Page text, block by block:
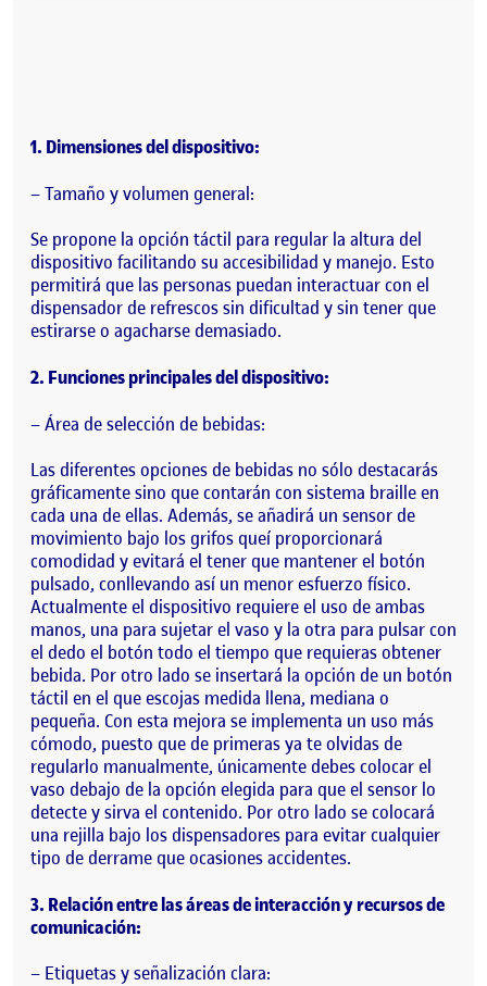
1. Dimensiones del dispositivo:
– Tamaño y volumen general:
Se propone la opción táctil para regular la altura del
dispositivo facilitando su accesibilidad y manejo. Esto
permitirá que las personas puedan interactuar con el
dispensador de refrescos sin dificultad y sin tener que
estirarse o agacharse demasiado.
2. Funciones principales del dispositivo:
– Área de selección de bebidas:
Las diferentes opciones de bebidas no sólo destacarás
gráficamente sino que contarán con sistema braille en
cada una de ellas. Además, se añadirá un sensor de
movimiento bajo los grifos queí proporcionará
comodidad y evitará el tener que mantener el botón
pulsado, conllevando así un menor esfuerzo físico.
Actualmente el dispositivo requiere el uso de ambas
manos, una para sujetar el vaso y la otra para pulsar con
el dedo el botón todo el tiempo que requieras obtener
bebida. Por otro lado se insertará la opción de un botón
táctil en el que escojas medida llena, mediana o
pequeña. Con esta mejora se implementa un uso más
cómodo, puesto que de primeras ya te olvidas de
regularlo manualmente, únicamente debes colocar el
vaso debajo de la opción elegida para que el sensor lo
detecte y sirva el contenido. Por otro lado se colocará
una rejilla bajo los dispensadores para evitar cualquier
tipo de derrame que ocasiones accidentes.
3. Relación entre las áreas de interacción y recursos de
comunicación:
– Etiquetas y señalización clara: